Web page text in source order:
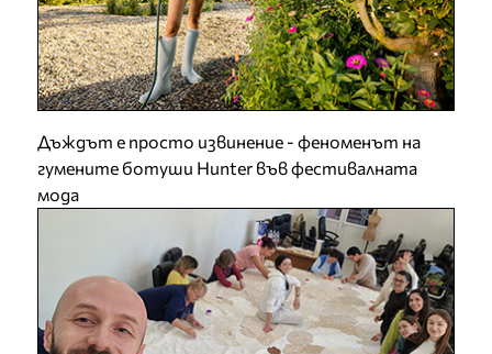
Дъждът е просто извинение - феноменът на
гумените ботуши Hunter във фестивалната
мода